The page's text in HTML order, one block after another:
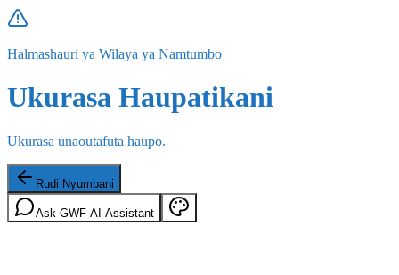
Halmashauri ya Wilaya ya Namtumbo
Ukurasa Haupatikani
Ukurasa unaoutafuta haupo.
Rudi Nyumbani
Ask GWF AI Assistant